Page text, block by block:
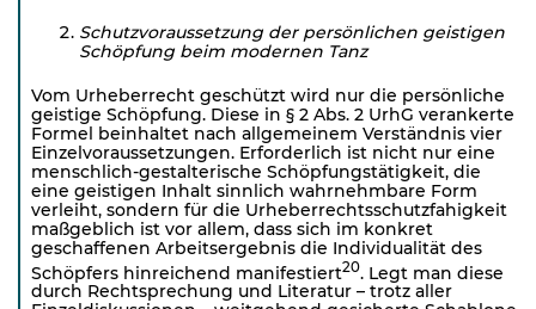
Schutzvoraussetzung der persönlichen geistigen
Schöpfung beim modernen Tanz
Vom Urheberrecht geschützt wird nur die persönliche
geistige Schöpfung. Diese in § 2 Abs. 2 UrhG verankerte
Formel beinhaltet nach allgemeinem Verständnis vier
Einzelvoraussetzungen. Erforderlich ist nicht nur eine
menschlich-gestalterische Schöpfungstätigkeit, die
eine geistigen Inhalt sinnlich wahrnehmbare Form
verleiht, sondern für die Urheberrechtsschutzfahigkeit
maßgeblich ist vor allem, dass sich im konkret
geschaffenen Arbeitsergebnis die Individualität des
Schöpfers hinreichend manifestiert20. Legt man diese
durch Rechtsprechung und Literatur – trotz aller